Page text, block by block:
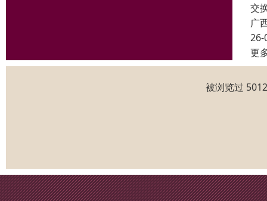
交
广
26-
更
被浏览过